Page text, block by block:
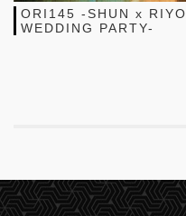
ORI145 -SHUN x RIYO
WEDDING PARTY-